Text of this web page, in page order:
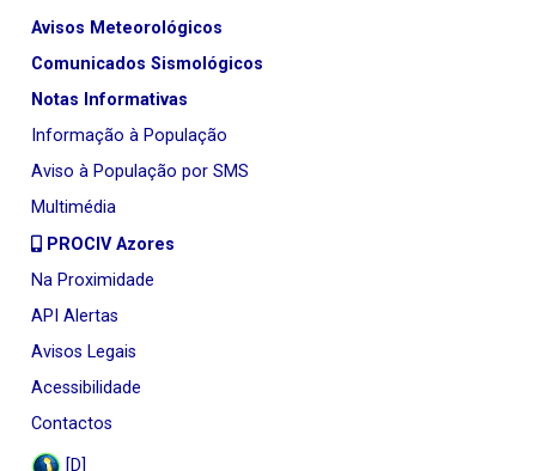
Avisos Meteorológicos
Comunicados Sismológicos
Notas Informativas
Informação à População
Aviso à População por SMS
Multimédia
PROCIV Azores
Na Proximidade
API Alertas
Avisos Legais
Acessibilidade
Contactos
[D]